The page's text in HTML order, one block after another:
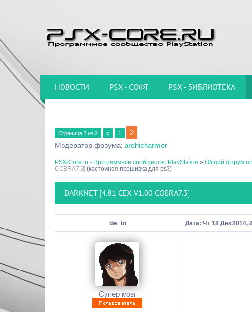
НОВОСТИ PSX - СОФТ PSX - БИБЛИОТЕКА
Страница 2 из 2 « 1
2
Модератор форума: archicharmer
PSX-Core.ru - Программное сообщество PlayStation » Общий форум по
COBRA7.3] (кастомная прошивка для ps3)
DARKNET [4.81 CEX V1.00 COBRA7.3]
dw_tn Дата: Чт, 18 Дек 2014,
Супер мозг